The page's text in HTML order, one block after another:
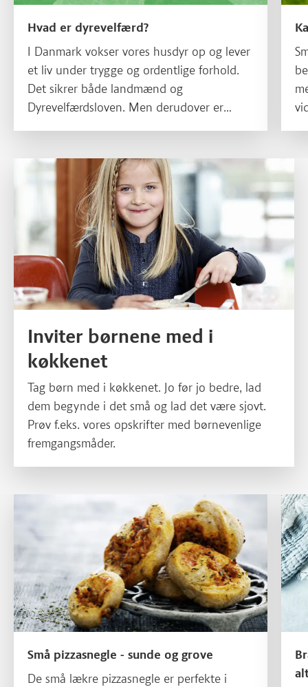
Hvad er dyrevelfærd?
I Danmark vokser vores husdyr op og lever
et liv under trygge og ordentlige forhold.
Det sikrer både landmænd og
Dyrevelfærdsloven. Men derudover er
let at definere. Læs mere her, hvor vi
fortæller om, hvad dyrevelfærd er.
Inviter børnene med i
køkkenet
Tag børn med i køkkenet. Jo før jo bedre, lad
dem begynde i det små og lad det være sjovt.
Prøv f.eks. vores opskrifter med børnevenlige
fremgangsmåder.
I køkkenet med børn
Læs mere om Små pizzasnegle - sunde og grove
Små pizzasnegle - sunde og grove
De små lækre pizzasnegle er perfekte i
Læs